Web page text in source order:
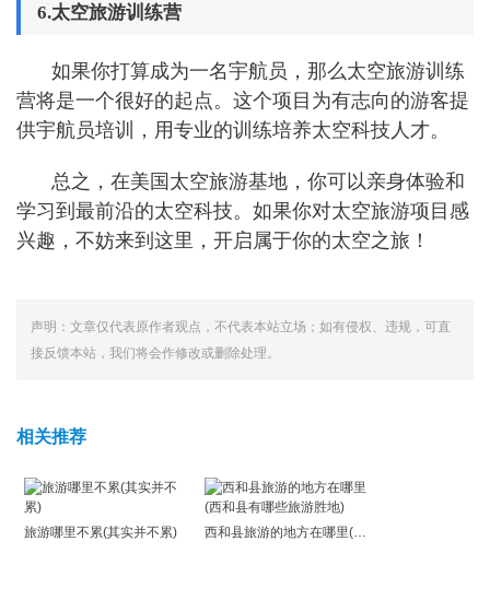
6.太空旅游训练营
如果你打算成为一名宇航员，那么太空旅游训练
营将是一个很好的起点。这个项目为有志向的游客提
供宇航员培训，用专业的训练培养太空科技人才。
总之，在美国太空旅游基地，你可以亲身体验和
学习到最前沿的太空科技。如果你对太空旅游项目感
兴趣，不妨来到这里，开启属于你的太空之旅！
声明：文章仅代表原作者观点，不代表本站立场；如有侵权、违规，可直
接反馈本站，我们将会作修改或删除处理。
相关推荐
旅游哪里不累(其实并不累) 西和县旅游的地方在哪里(西和县有哪些旅游胜地)